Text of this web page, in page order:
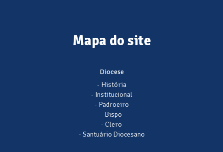
Mapa do site
Diocese
- História
- Institucional
- Padroeiro
- Bispo
- Clero
- Santuário Diocesano